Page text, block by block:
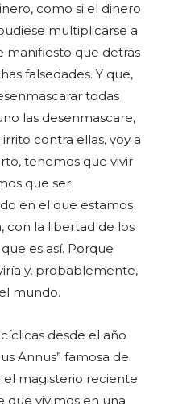
como si el dinero
multiplicarse a
manifiesto que detrás
falsedades. Y que,
todas
las desenmascare,
contra ellas, voy a
tenemos que vivir
que ser
en el que estamos
con la libertad de los
es así. Porque
y, probablemente,
mundo.
desde el año
Annus” famosa de
magisterio reciente
que vivimos en una